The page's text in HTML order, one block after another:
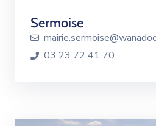
Sermoise
03 23 72 41 70